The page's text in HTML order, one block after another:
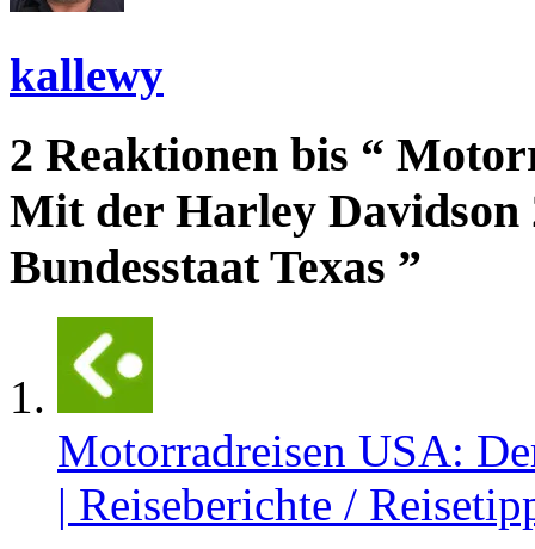
kallewy
2 Reaktionen bis “
Mit der Harley Davidson
Bundesstaat Texas ”
Motorradreisen USA:
| Reiseberichte /